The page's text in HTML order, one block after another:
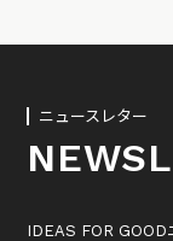
ニュースレター
IDEAS FOR GOOD